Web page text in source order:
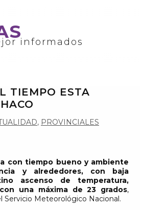
informados
TIEMPO ESTA
, PROVINCIALES
con tiempo bueno y ambiente
y alrededores, con baja
ascenso de temperatura,
una máxima de 23 grados,
Servicio Meteorológico Nacional.